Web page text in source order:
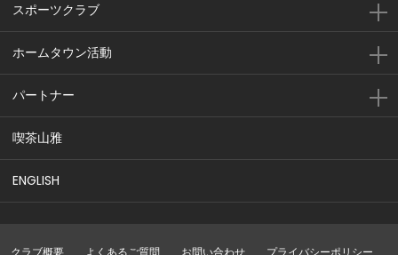
スポーツクラブ
ホームタウン活動
パートナー
喫茶山雅
ENGLISH
クラブ概要 よくあるご質問 お問い合わせ プライバシーポリシー